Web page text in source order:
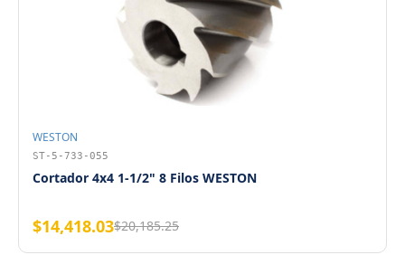
WESTON
ST-5-733-055
Cortador 4x4 1-1/2" 8 Filos WESTON
$14,418.03$20,185.25